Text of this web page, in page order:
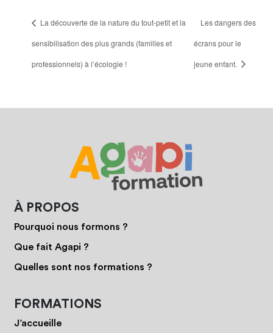
La découverte de la nature du tout-petit et la
sensibilisation des plus grands (familles et
professionnels) à l’écologie !
Les dangers des
écrans pour le
jeune enfant.
À PROPOS
Pourquoi nous formons ?
Que fait Agapi ?
Quelles sont nos formations ?
FORMATIONS
J’accueille